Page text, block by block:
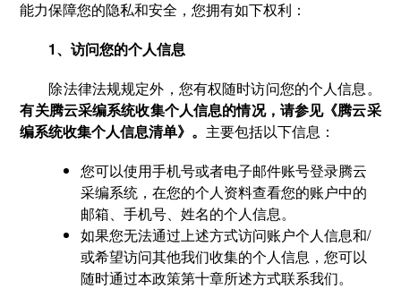
能力保障您的隐私和安全，您拥有如下权利：
1、访问您的个人信息
除法律法规规定外，您有权随时访问您的个人信息。
有关腾云采编系统收集个人信息的情况，请参见《腾云采
编系统收集个人信息清单》。 主要包括以下信息：
您可以使用手机号或者电子邮件账号登录腾云
采编系统，在您的个人资料查看您的账户中的
邮箱、手机号、姓名的个人信息。
如果您无法通过上述方式访问账户个人信息和/
或希望访问其他我们收集的个人信息，您可以
随时通过本政策第十章所述方式联系我们。